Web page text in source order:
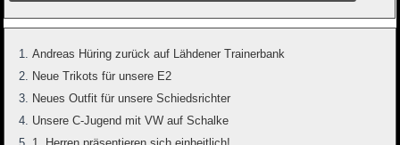
Andreas Hüring zurück auf Lähdener Trainerbank
Neue Trikots für unsere E2
Neues Outfit für unsere Schiedsrichter
Unsere C-Jugend mit VW auf Schalke